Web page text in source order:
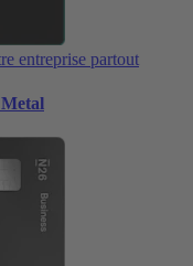
entreprise partout
Metal